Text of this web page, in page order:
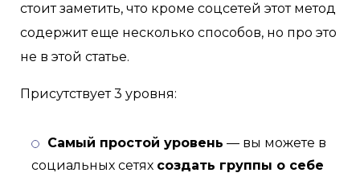
стоит заметить, что кроме соцсетей этот метод
содержит еще несколько способов, но про это
не в этой статье.
Присутствует 3 уровня:
Самый простой уровень — вы можете в
социальных сетях создать группы о себе